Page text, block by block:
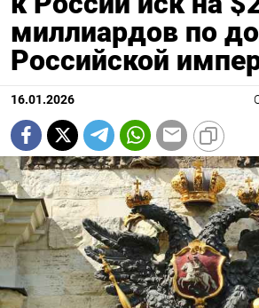
миллиардов по
Российской
16.01.2026